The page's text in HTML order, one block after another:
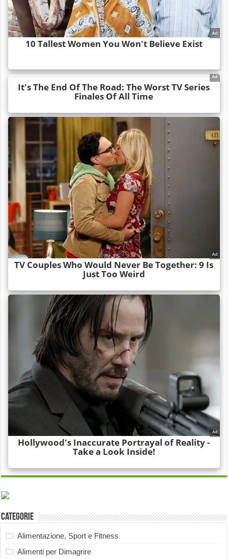
Categorie
Alimentazione, Sport e Fitness
Alimenti per Dimagrire